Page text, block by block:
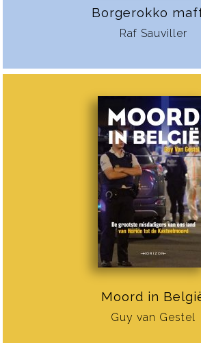
Borgerokko
Raf Sauviller
Moord in
Guy van Gestel